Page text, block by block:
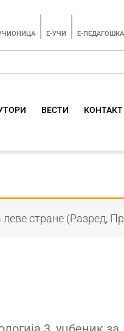
E-УЧИ Е-
ВЕСТИ КОНТАКТ
стране (Разред,